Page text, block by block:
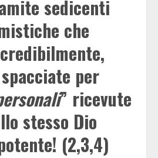
sedicenti
che
per
” ricevute
stesso Dio
(2,3,4)